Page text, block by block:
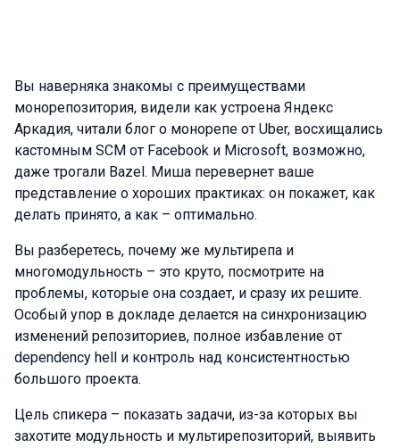
Вы наверняка знакомы с преимуществами
монорепозитория, видели как устроена Яндекс
Аркадия, читали блог о монорепе от Uber, восхищались
кастомным SCM от Facebook и Microsoft, возможно,
даже трогали Bazel. Миша перевернет ваше
представление о хороших практиках: он покажет, как
делать принято, а как – оптимально.
Вы разберетесь, почему же мультирепа и
многомодульность – это круто, посмотрите на
проблемы, которые она создает, и сразу их решите.
Особый упор в докладе делается на синхронизацию
изменений репозиториев, полное избавление от
dependency hell и контроль над консистентностью
большого проекта.
Цель спикера – показать задачи, из-за которых вы
захотите модульность и мультирепозиторий, выявить